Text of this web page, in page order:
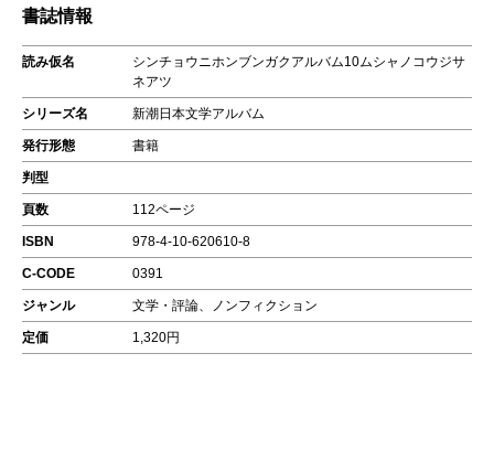
書誌情報
読み仮名
シンチョウニホンブンガクアルバム10ムシャノコウジサ
ネアツ
シリーズ名 新潮日本文学アルバム
発行形態 書籍
判型
頁数 112ページ
ISBN 978-4-10-620610-8
C-CODE 0391
ジャンル 文学・評論、ノンフィクション
定価 1,320円